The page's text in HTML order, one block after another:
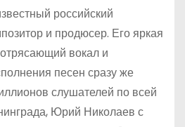
российский
и продюсер. Его яркая
вокал и
песен сразу же
слушателей по всей
Юрий Николаев с